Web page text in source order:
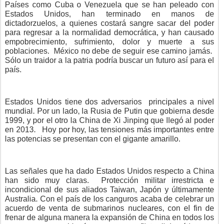
Países como Cuba o Venezuela que se han peleado con
Estados Unidos, han terminado en manos de
dictadorzuelos, a quienes costará sangre sacar del poder
para regresar a la normalidad democrática, y han causado
empobrecimiento, sufrimiento, dolor y muerte a sus
poblaciones.
México no debe de seguir ese camino jamás.
Sólo un traidor a la patria podría buscar un futuro así para el
país.
Estados Unidos tiene dos adversarios
principales a nivel
mundial. Por un lado, la Rusia de Putin que gobierna desde
1999, y por el otro la China de Xi Jinping que llegó al poder
en 2013.
Hoy por hoy, las tensiones más importantes entre
las potencias se presentan con el gigante amarillo.
Las señales que ha dado Estados Unidos respecto a China
han sido muy claras.
Protección militar irrestricta e
incondicional de sus aliados Taiwan, Japón y últimamente
Australia. Con el país de los canguros acaba de celebrar un
acuerdo de venta de submarinos nucleares, con el fin de
frenar de alguna manera la expansión de China en todos los